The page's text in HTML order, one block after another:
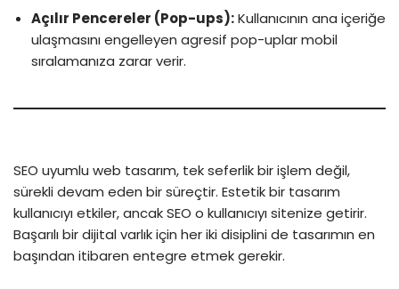
Açılır Pencereler (Pop-ups):Kullanıcının ana içeriğe
ulaşmasını engelleyen agresif pop-uplar mobil
sıralamanıza zarar verir.
SEO uyumlu web tasarım, tek seferlik bir işlem değil,
sürekli devam eden bir süreçtir. Estetik bir tasarım
kullanıcıyı etkiler, ancak SEO o kullanıcıyı sitenize getirir.
Başarılı bir dijital varlık için her iki disiplini de tasarımın en
başından itibaren entegre etmek gerekir.